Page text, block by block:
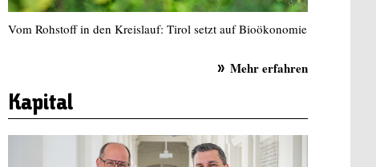
Vom Rohstoff in den Kreislauf: Tirol setzt auf Bioökonomie
Mehr erfahren
Kapital